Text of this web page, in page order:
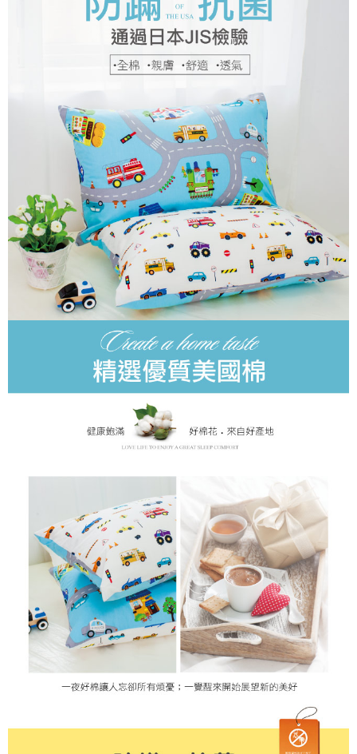
ATM／網路銀行／等多元方式進行付款，方視為交易完成。
※ 請注意：結帳手續完成當下不需立刻繳費，但若您需要取消訂單，請聯絡
購買商品的店家。未經商家同意取消之訂單仍視為有效，需透過AFTEE先享
※ 交易是否成功請以「AFTEE先享後付 」之結帳頁面顯示為準，若有關於
https://netprotections.freshdesk.com/support/home
【注意事項】
１．透過由恩沛科技股份有限公司提供之「AFTEE先享後付」服務完成之交
易，需依本服務之必要範圍內提供個人資料，並將交易相關給付款項請求債
權轉讓予恩沛科技股份有限公司。
２．關於個人資料處理事宜，請瀏覽以下網址：
https://aftee.tw/terms/#terms3
３．未成年的使用者請事先徵得法定代理人或監護人之同意方可使用
「AFTEE先享後付」，若未經同意申辦者引起之損失，本公司不負相關責
任。
４．使用「AFTEE先享後付」時，將依據個別帳號之用戶狀況，依本公司即
時審查核予不同之上限額度；若仍有額度不足之情形，本公司將視審查結果
請求用戶進行身份認證。
５．嚴禁一人註冊多個帳號或使用他人資訊註冊。若發現惡意使用之情形，
恩沛科技股份有限公司將有權停止該用戶之使用額度並採取法律行動。
每筆NT$60，滿NT$499(含以上)免運費
每筆NT$100，滿NT$499(含以上)免運費
每筆NT$100，滿NT$499(含以上)免運費